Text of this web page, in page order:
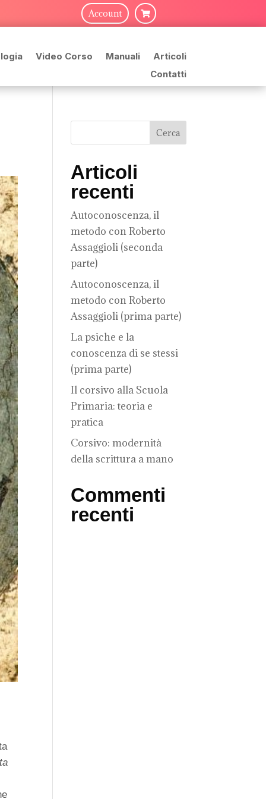
Account 
Video Corso Manuali
Articoli
Contatti
Articoli
recenti
Autoconoscenza, il
metodo con Roberto
Assaggioli (seconda
parte)
Autoconoscenza, il
metodo con Roberto
Assaggioli (prima parte)
La psiche e la
conoscenza di se stessi
(prima parte)
Il corsivo alla Scuola
Primaria: teoria e
pratica
Corsivo: modernità
della scrittura a mano
Commenti
recenti